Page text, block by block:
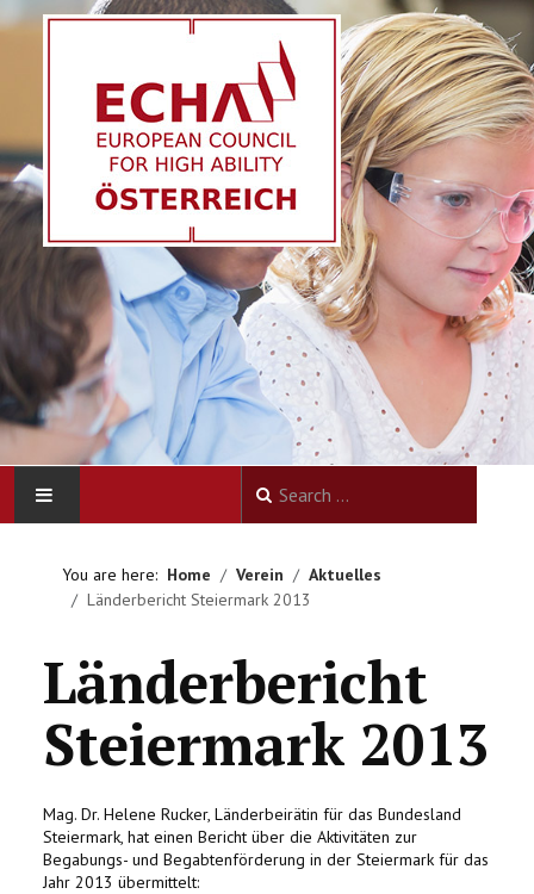
VEREIN
AKTIVITÄTEN
LITERATUREMPFEHLUNGEN
KONTAKT
You are here: Home Verein
Aktuelles
Länderbericht Steiermark 2013
Länderbericht
Steiermark 2013
Mag. Dr. Helene Rucker, Länderbeirätin für das Bundesland
Steiermark, hat einen Bericht über die Aktivitäten zur
Begabungs- und Begabtenförderung in der Steiermark für das
Jahr 2013 übermittelt: